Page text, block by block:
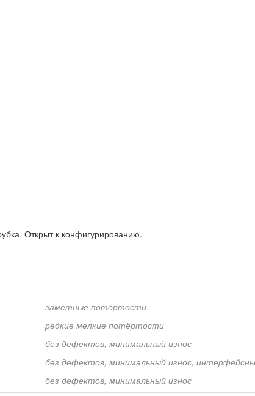
Открыт к конфигурированию.
заметные потёртости
редкие мелкие потёртости
без дефектов, минимальный износ
без дефектов, минимальный износ,
без дефектов, минимальный износ